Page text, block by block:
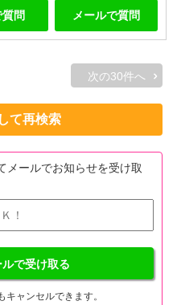
問 メールで質問
次の30件へ
て再検索
メールでお知らせを受け取
で受け取る
ャンセルできます。